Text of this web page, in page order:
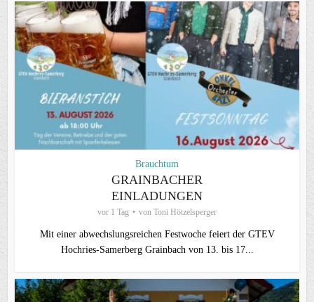
Brauchtum
GRAINBACHER
EINLADUNGEN
vor 1 Tag von Toni Hötzelsperger
Mit einer abwechslungsreichen Festwoche feiert der GTEV
Hochries-Samerberg Grainbach von 13. bis 17...